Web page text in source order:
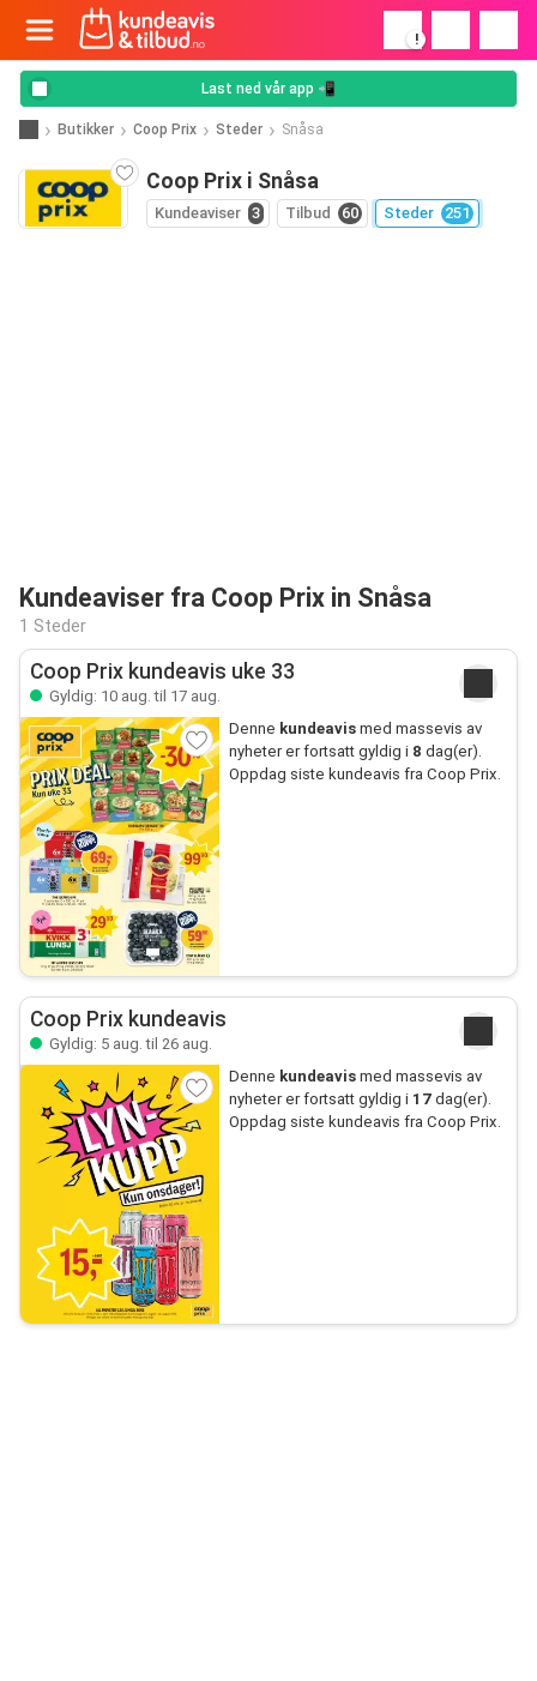
!
Last ned vår app 📲
Butikker Coop Prix Steder Snåsa
Coop Prix i Snåsa
Kundeaviser 3 Tilbud 60 Steder 251
Kundeaviser fra Coop Prix in Snåsa
1 Steder
Coop Prix kundeavis uke 33
Gyldig: 10 aug. til 17 aug.
Denne kundeavismed massevis av
nyheter er fortsatt gyldig i 8 dag(er).
Oppdag siste kundeavis fra Coop Prix.
Coop Prix kundeavis
Gyldig: 5 aug. til 26 aug.
Denne kundeavismed massevis av
nyheter er fortsatt gyldig i 17dag(er).
Oppdag siste kundeavis fra Coop Prix.